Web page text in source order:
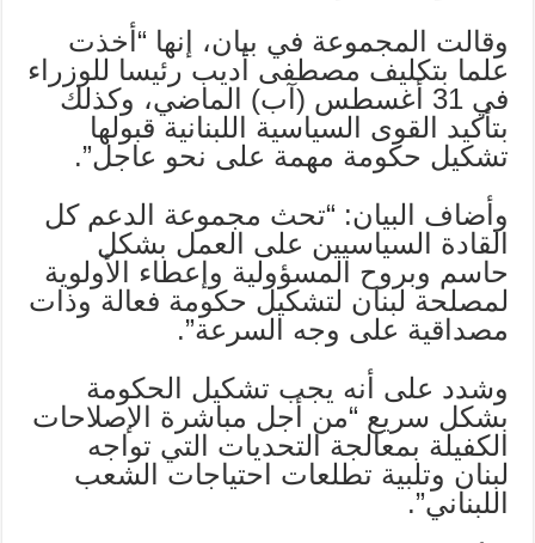
وقالت المجموعة في بيان، إنها “أخذت
علما بتكليف مصطفى أديب رئيسا للوزراء
في 31 أغسطس (آب) الماضي، وكذلك
بتأكيد القوى السياسية اللبنانية قبولها
تشكيل حكومة مهمة على نحو عاجل”.
وأضاف البيان: “تحث مجموعة الدعم كل
القادة السياسيين على العمل بشكل
حاسم وبروح المسؤولية وإعطاء الأولوية
لمصلحة لبنان لتشكيل حكومة فعالة وذات
مصداقية على وجه السرعة”.
وشدد على أنه يجب تشكيل الحكومة
بشكل سريع “من أجل مباشرة الإصلاحات
الكفيلة بمعالجة التحديات التي تواجه
لبنان وتلبية تطلعات احتياجات الشعب
اللبناني”.